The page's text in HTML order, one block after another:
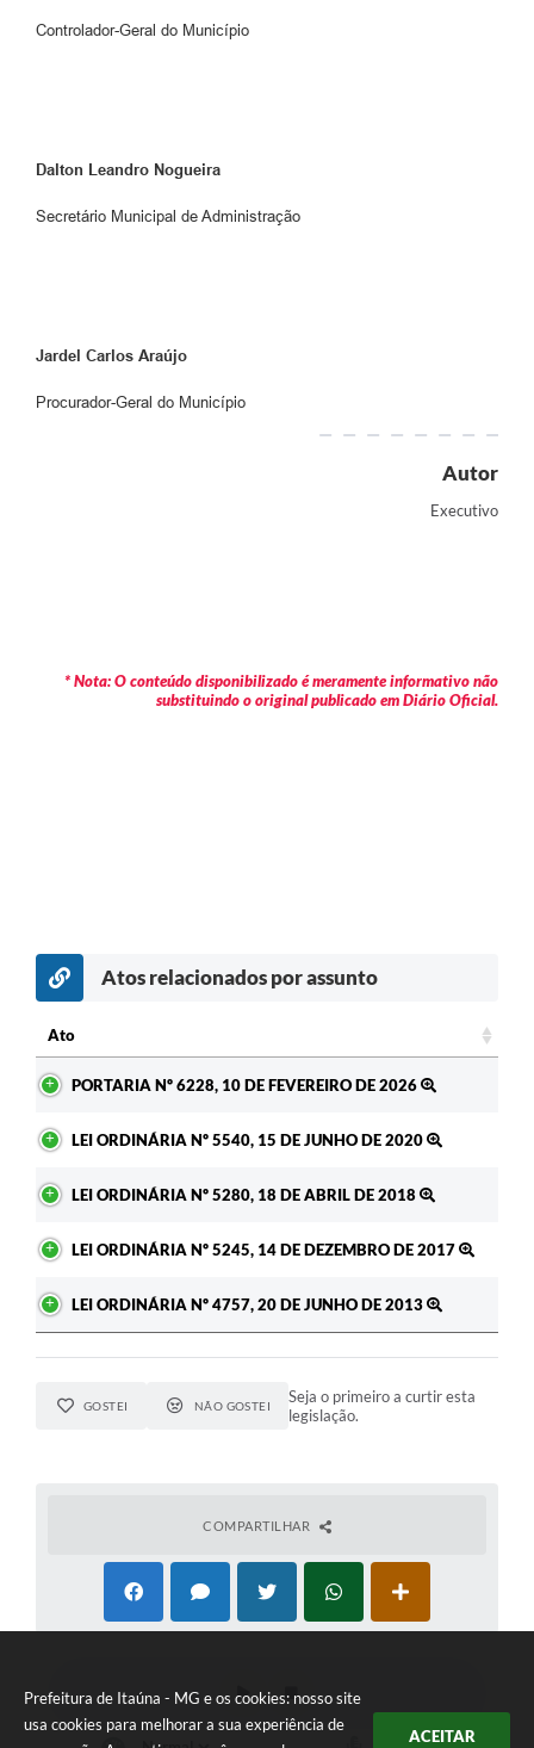
Prefeitura de Itaúna - MG e os cookies: nosso site
usa cookies para melhorar a sua experiência de
ACEITAR
Controlador-Geral do Município
Dalton Leandro Nogueira
Secretário Municipal de Administração
Jardel Carlos Araújo
Procurador-Geral do Município
Autor
Executivo
* Nota: O conteúdo disponibilizado é meramente informativo não
substituindo o original publicado em Diário Oficial.
Atos relacionados por assunto
Ato
PORTARIA Nº 6228, 10 DE FEVEREIRO DE 2026
LEI ORDINÁRIA Nº 5540, 15 DE JUNHO DE 2020
LEI ORDINÁRIA Nº 5280, 18 DE ABRIL DE 2018
LEI ORDINÁRIA Nº 5245, 14 DE DEZEMBRO DE 2017
LEI ORDINÁRIA Nº 4757, 20 DE JUNHO DE 2013
GOSTEI NÃO GOSTEI
Seja o primeiro a curtir esta
legislação.
COMPARTILHAR